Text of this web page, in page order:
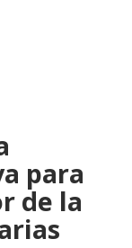
para
de la